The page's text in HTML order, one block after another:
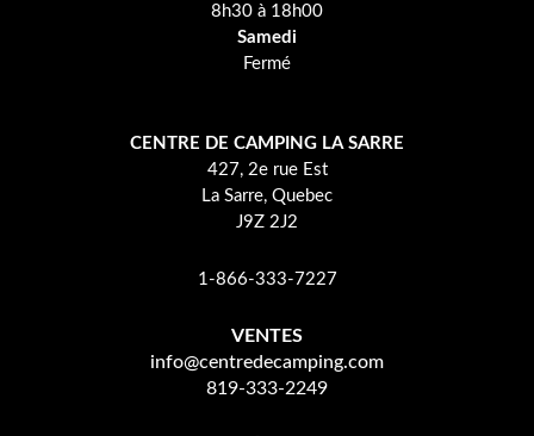
8h30 à 18h00
Samedi
Fermé
CENTRE DE CAMPING LA SARRE
427, 2e rue Est
La Sarre, Quebec
J9Z 2J2
1-866-333-7227
VENTES
info@centredecamping.com
819-333-2249